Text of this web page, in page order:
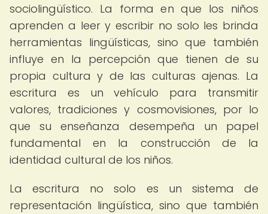
sociolingüístico. La forma en que los niños
aprenden a leer y escribir no solo les brinda
herramientas lingüísticas, sino que también
influye en la percepción que tienen de su
propia cultura y de las culturas ajenas. La
escritura es un vehículo para transmitir
valores, tradiciones y cosmovisiones, por lo
que su enseñanza desempeña un papel
fundamental en la construcción de la
identidad cultural de los niños.
La escritura no solo es un sistema de
representación lingüística, sino que también